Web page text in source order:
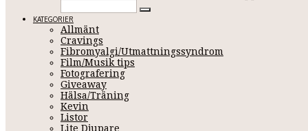
KATEGORIER
Allmänt
Cravings
Fibromyalgi/Utmattningssyndrom
Film/Musik tips
Fotografering
Giveaway
Hälsa/Träning
Kevin
Listor
Lite Djupare